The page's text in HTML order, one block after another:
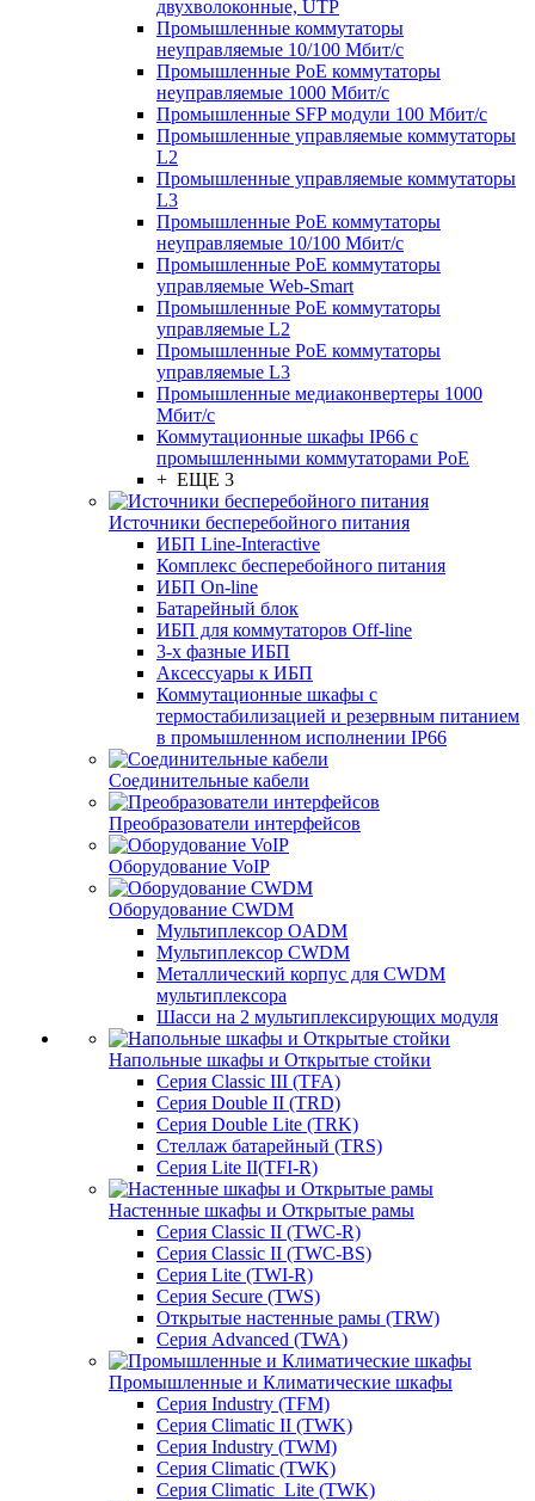
двухволоконные, UTP
Промышленные коммутаторы
неуправляемые 10/100 Мбит/с
Промышленные PoE коммутаторы
неуправляемые 1000 Мбит/с
Промышленные SFP модули 100 Мбит/c
Промышленные управляемые коммутаторы
L2
Промышленные управляемые коммутаторы
L3
Промышленные PoE коммутаторы
неуправляемые 10/100 Мбит/с
Промышленные PoE коммутаторы
управляемые Web-Smart
Промышленные PoE коммутаторы
управляемые L2
Промышленные PoE коммутаторы
управляемые L3
Промышленные медиаконвертеры 1000
Мбит/с
Коммутационные шкафы IP66 c
промышленными коммутаторами PoE
+ ЕЩЕ 3
Источники бесперебойного питания
ИБП Line-Interactive
Комплекс бесперебойного питания
ИБП On-line
Батарейный блок
ИБП для коммутаторов Off-line
3-х фазные ИБП
Аксессуары к ИБП
Коммутационные шкафы с
термостабилизацией и резервным питанием
в промышленном исполнении IP66
Соединительные кабели
Преобразователи интерфейсов
Оборудование VoIP
Оборудование CWDM
Мультиплекcор OADM
Мультиплексор CWDM
Металлический корпус для CWDM
мультиплексора
Шасси на 2 мультиплексирующих модуля
Напольные шкафы и Открытые стойки
Серия Classic III (TFA)
Серия Double II (TRD)
Серия Double Lite (TRK)
Стеллаж батарейный (TRS)
Серия Lite II(TFI-R)
Настенные шкафы и Открытые рамы
Серия Classic II (TWC-R)
Серия Classic II (TWC-BS)
Серия Lite (TWI-R)
Серия Secure (TWS)
Открытые настенные рамы (TRW)
Серия Advanced (TWA)
Промышленные и Климатические шкафы
Серия Industry (TFM)
Серия Climatic II (TWK)
Серия Industry (TWM)
Серия Climatic (TWK)
Серия Climatic_Lite (TWK)